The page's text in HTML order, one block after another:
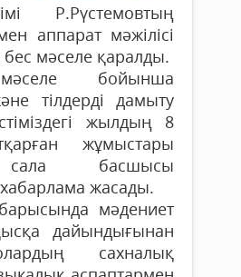
Р.Рүстемовтың
аппарат мәжілісі
мәселе қаралды.
бойынша
тіл­дерді дамыту
жылдың 8
жұмыстары
басшысы
жасады.
мәдениет
дайындығынан
сахналық